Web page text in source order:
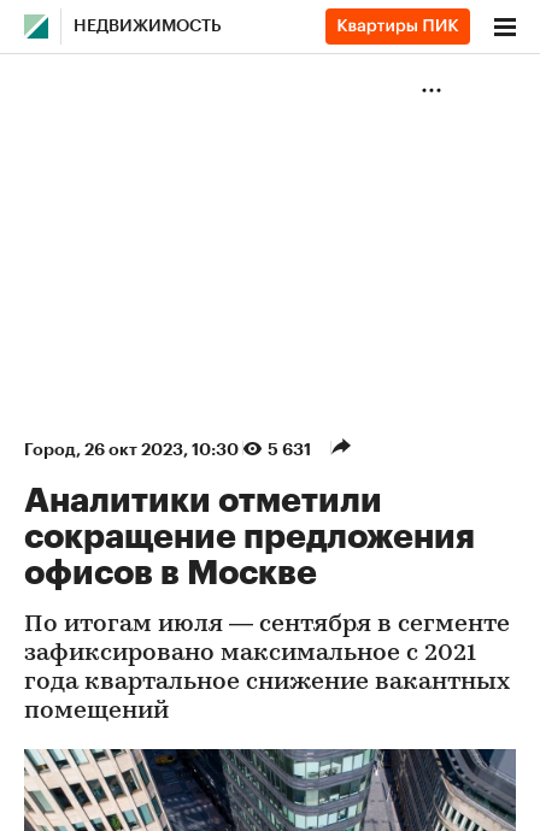
НЕДВИЖИМОСТЬ
Город⁠, 26 окт 2023, 10:30 5 631
Аналитики отметили
сокращение предложения
офисов в Москве
По итогам июля — сентября в сегменте
зафиксировано максимальное с 2021
года квартальное снижение вакантных
помещений